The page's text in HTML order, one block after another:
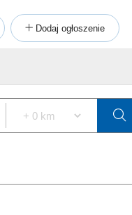
Dodaj ogłoszenie